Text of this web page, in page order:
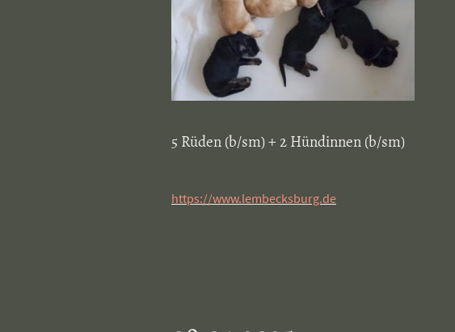
5 Rüden (b/sm) + 2 Hündinnen (b/sm)
https://www.lembecksburg.de